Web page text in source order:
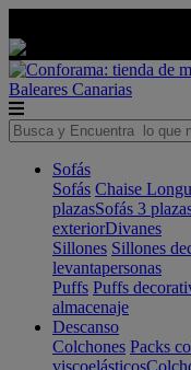
Baleares Canarias
Sofás
Sofás Chaise
plazasSofás 3
exteriorDivanes
Sillones Sillones
levantapersonas
Puffs Puffs
almacenaje
Descanso
Colchones Packs
viscoelásticos